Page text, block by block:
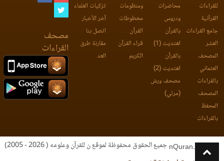
للقراءات
القرآنية
جامع القراءات
العشر
المصحف
العثماني
بالقراءات
المصحف
المحفظ
بالقراءات
محاضرات
ودروس
بالقرآن
اهتديت (1)
بالقرآن
اهتديت (2)
مصحف ورش
(مرئي)
ومنظومات
مخطوطات
القرآن
قراء القرآن
الكريم
تزكيات العلماء
آخر الأخبار
اتصل بنا
مقارنة طرق
العد
مصحف
القراءات
جميع الحقوق محفوظة لموقع ن للقرآن وعلومه ( 2026 - 2005)
nQuran.com